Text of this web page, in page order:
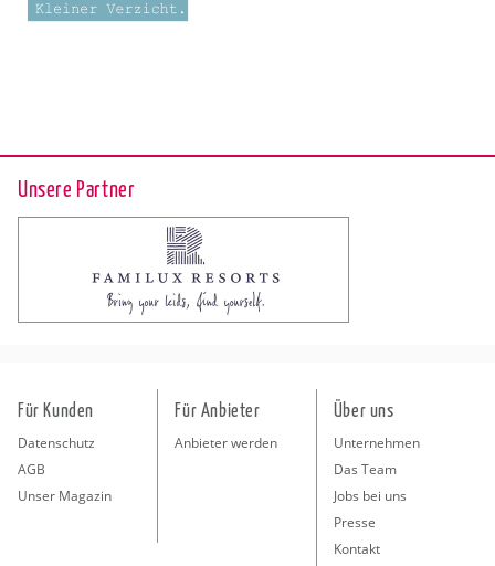
Unsere Partner
Für Kunden
Datenschutz
AGB
Unser Magazin
Für Anbieter
Anbieter werden
Über uns
Unternehmen
Das Team
Jobs bei uns
Presse
Kontakt